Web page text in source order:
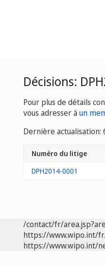
Décisions:
Pour plus de détails
vous adresser àun
Dernière actualisation:
Numéro du litige
DPH2014-0001
/contact/fr/
https://www.wipo.int/
https://www.wipo.int/